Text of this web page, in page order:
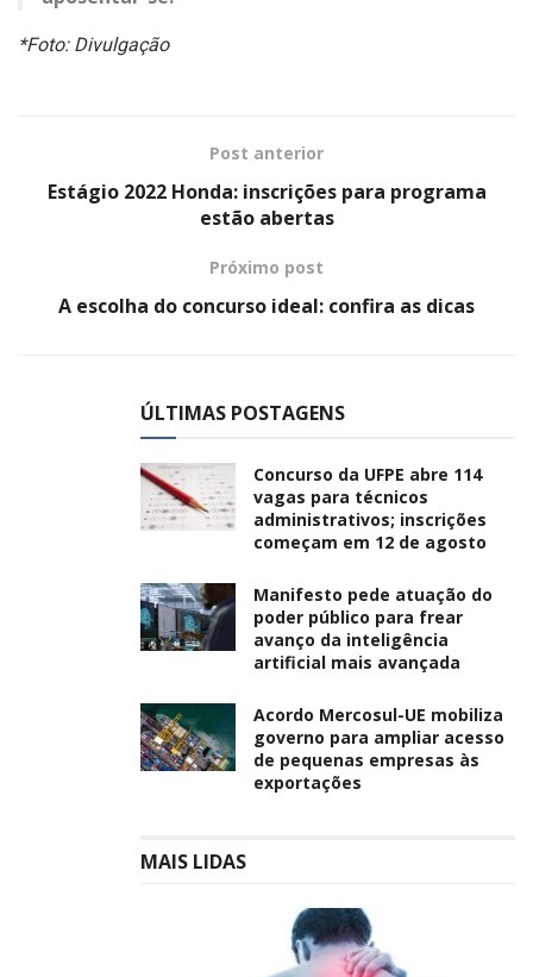
*Foto: Divulgação
Post anterior
Estágio 2022 Honda: inscrições para programa
estão abertas
Próximo post
A escolha do concurso ideal: confira as dicas
ÚLTIMAS POSTAGENS
Concurso da UFPE abre 114
vagas para técnicos
administrativos; inscrições
começam em 12 de agosto
Manifesto pede atuação do
poder público para frear
avanço da inteligência
artificial mais avançada
Acordo Mercosul-UE mobiliza
governo para ampliar acesso
de pequenas empresas às
exportações
MAIS LIDAS